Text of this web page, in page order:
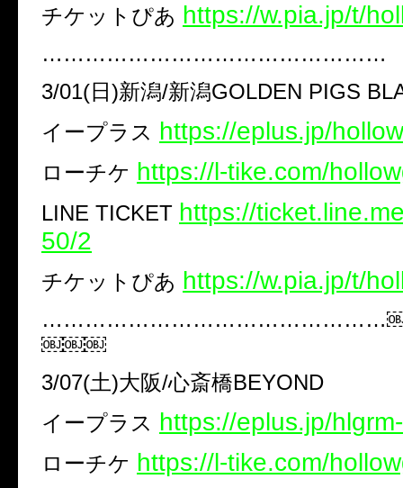
チケットぴあ ​ https://w.pia.jp/t/
…………………………………………
3/01(日)新潟/新潟GOLDEN PIGS
イープラス https://eplus.jp/
ローチケ https://l-tike.com/
LINE TICKET https://
50/2
チケットぴあ ​https://w.pia.jp/t/
￼￼￼
3/07(土)大阪/心斎橋BEYOND
イープラス https://eplus.jp/
ローチケ https://l-tike.com/